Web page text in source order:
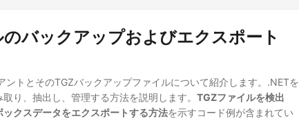
バックアップおよびエクスポート
ントとそのTGZバックアップファイルについて紹介します。.NETを
り、抽出し、管理する方法を説明します。 TGZファイルを検出
クスデータをエクスポートする方法を示すコード例が含まれてい